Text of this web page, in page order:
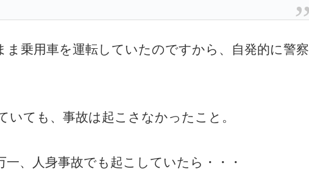
ま乗用車を運転していたのですから、自発的に警察
いても、事故は起こさなかったこと。
、人身事故でも起こしていたら・・・